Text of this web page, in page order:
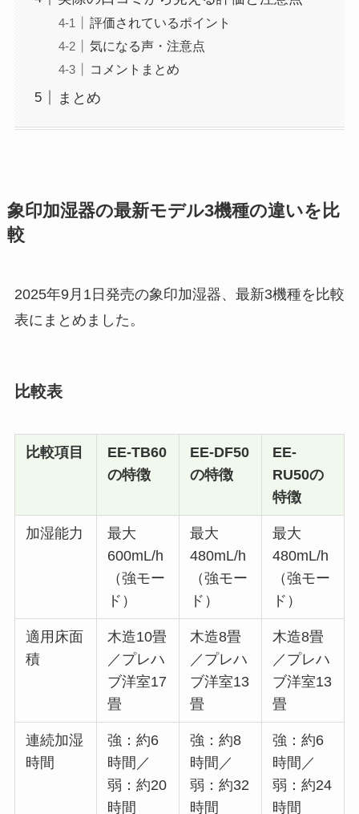
評価されているポイント
気になる声・注意点
コメントまとめ
まとめ
象印加湿器の最新モデル3機種の違いを比
較
2025年9月1日発売の象印加湿器、最新3機種を比較
表にまとめました。
比較表
比較項目
EE-TB60
の特徴
EE-DF50
の特徴
EE-
RU50の
特徴
加湿能力
最大
600mL/h
（強モー
ド）
最大
480mL/h
（強モー
ド）
最大
480mL/h
（強モー
ド）
適用床面
積
木造10畳
／プレハ
ブ洋室17
畳
木造8畳
／プレハ
ブ洋室13
畳
木造8畳
／プレハ
ブ洋室13
畳
連続加湿
時間
強：約6
時間／
弱：約20
時間
強：約8
時間／
弱：約32
時間
強：約6
時間／
弱：約24
時間